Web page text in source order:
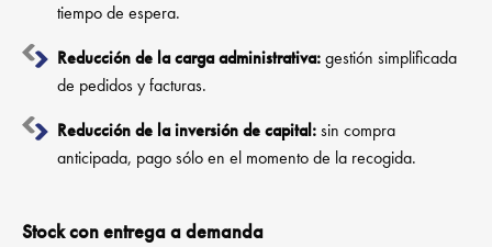
tiempo de espera.
Reducción de la carga administrativa:gestión simplificada
de pedidos y facturas.
Reducción de la inversión de capital:sin compra
anticipada, pago sólo en el momento de la recogida.
Stock con entrega a demanda